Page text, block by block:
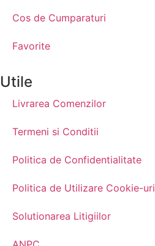
Cos de Cumparaturi
Favorite
Utile
Livrarea Comenzilor
Termeni si Conditii
Politica de Confidentialitate
Politica de Utilizare Cookie-uri
Solutionarea Litigiilor